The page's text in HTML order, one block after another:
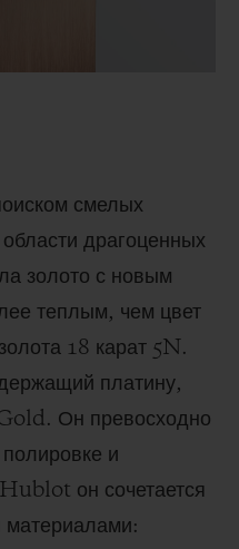
смелых
драгоценных
золото с новым
теплым, чем цвет
18 карат 5N.
платину,
Он превосходно
и
он сочетается